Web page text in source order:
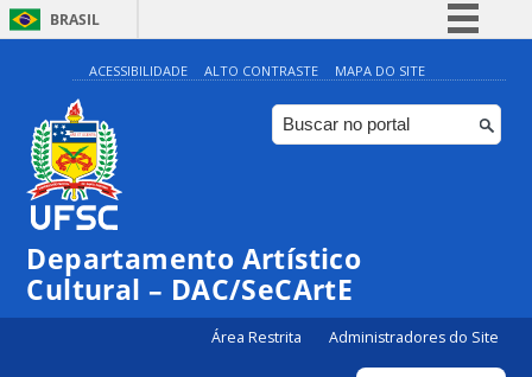
BRASIL
Simplifique!
Comunica BR
Participe
Canais
ACESSIBILIDADE ALTO CONTRASTE MAPA DO SITE
Departamento Artístico
Cultural – DAC/SeCArtE
Área Restrita Administradores do Site